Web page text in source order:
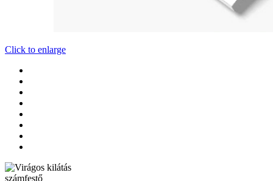
Click to enlarge